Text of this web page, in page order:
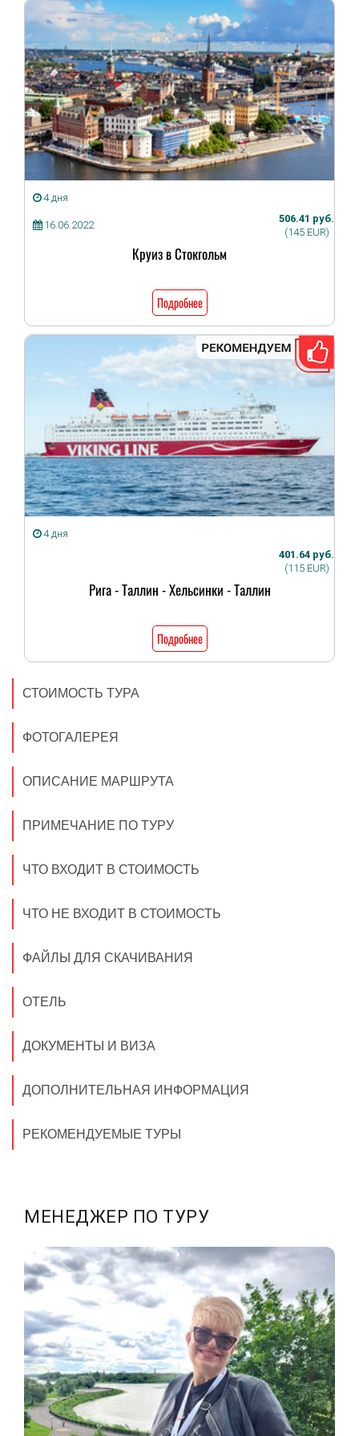
4 дня
16.06.2022
506.41 руб.
(145 EUR)
Круиз в Стокгольм
Подробнее
4 дня
401.64 руб.
(115 EUR)
Рига - Таллин - Хельсинки - Таллин
Подробнее
СТОИМОСТЬ ТУРА
ФОТОГАЛЕРЕЯ
ОПИСАНИЕ МАРШРУТА
ПРИМЕЧАНИЕ ПО ТУРУ
ЧТО ВХОДИТ В СТОИМОСТЬ
ЧТО НЕ ВХОДИТ В СТОИМОСТЬ
ФАЙЛЫ ДЛЯ СКАЧИВАНИЯ
ОТЕЛЬ
ДОКУМЕНТЫ И ВИЗА
ДОПОЛНИТЕЛЬНАЯ ИНФОРМАЦИЯ
РЕКОМЕНДУЕМЫЕ ТУРЫ
МЕНЕДЖЕР ПО ТУРУ